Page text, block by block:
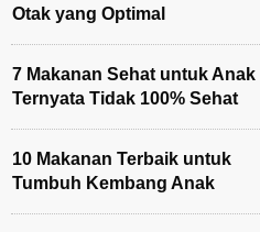
Otak yang Optimal
7 Makanan Sehat untuk Anak
Ternyata Tidak 100% Sehat
10 Makanan Terbaik untuk
Tumbuh Kembang Anak